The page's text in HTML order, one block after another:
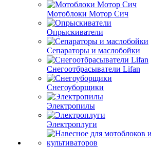
Мотоблоки Мотор Сич
Опрыскиватели
Сепараторы и маслобойки
Снегоотбрасыватели Lifan
Снегоуборщики
Электропилы
Электроплуги